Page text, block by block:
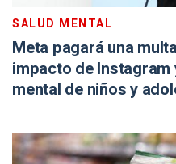
SALUD MENTAL
Meta pagará una
impacto de Instagram
mental de niños y